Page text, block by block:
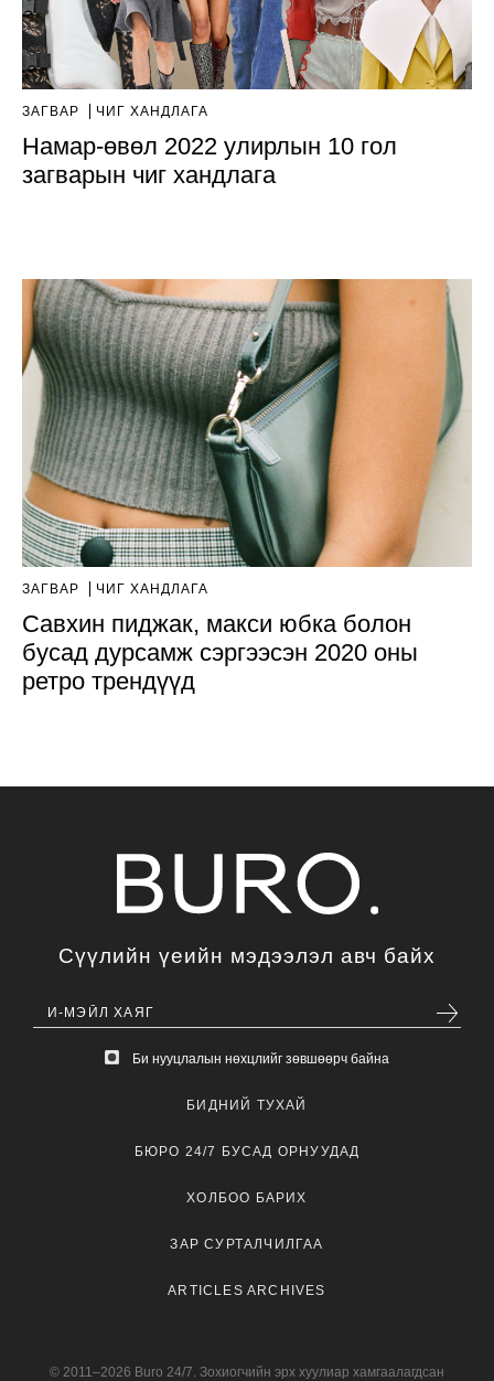
ЗАГВАР ЧИГ ХАНДЛАГА
Намар-өвөл 2022 улирлын 10 гол
загварын чиг хандлага
ЗАГВАР ЧИГ ХАНДЛАГА
Савхин пиджак, макси юбка болон
бусад дурсамж сэргээсэн 2020 оны
ретро трендүүд
Сүүлийн үеийн мэдээлэл авч байх
Би нууцлалын нөхцлийг зөвшөөрч байна
БИДНИЙ ТУХАЙ
БЮРО 24/7 БУСАД ОРНУУДАД
ХОЛБОО БАРИХ
ЗАР СУРТАЛЧИЛГАА
ARTICLES ARCHIVES
© 2011–2026 Buro 24/7. Зохиогчийн эрх хуулиар хамгаалагдсан